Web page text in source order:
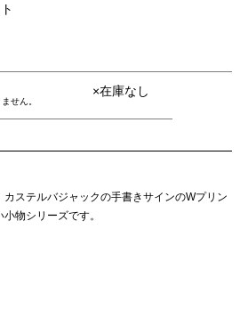
×在庫なし
せん。
ステルバジャックの手書きサインのWプリン
物シリーズです。